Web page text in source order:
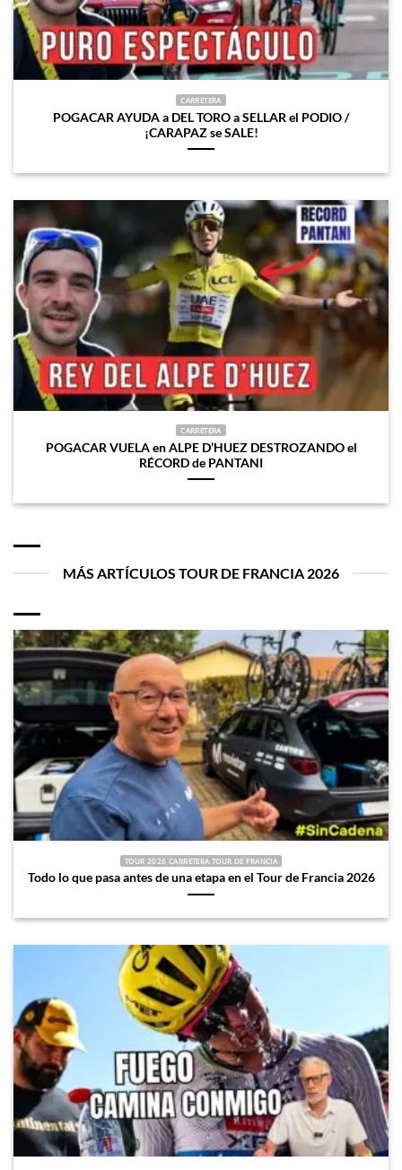
CARRETERA
POGACAR AYUDA a DEL TORO a SELLAR el PODIO /
¡CARAPAZ se SALE!
CARRETERA
POGACAR VUELA en ALPE D’HUEZ DESTROZANDO el
RÉCORD de PANTANI
MÁS ARTÍCULOS TOUR DE FRANCIA 2026
TOUR 2026 CARRETERA TOUR DE FRANCIA
Todo lo que pasa antes de una etapa en el Tour de Francia 2026